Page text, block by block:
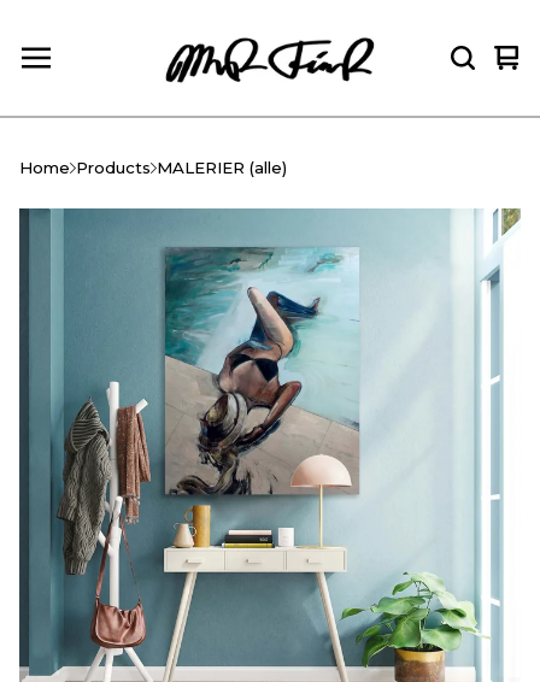
0
Home Products MALERIER (alle)